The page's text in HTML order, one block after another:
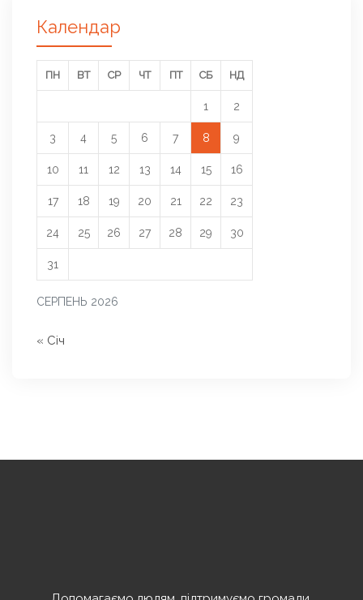
Календар
СЕРПЕНЬ 2026
ПН ВТ СР ЧТ ПТ СБ НД
1 2
3 4 5 6 7 8 9
10 11 12 13 14 15 16
17 18 19 20 21 22 23
24 25 26 27 28 29 30
31
« Січ